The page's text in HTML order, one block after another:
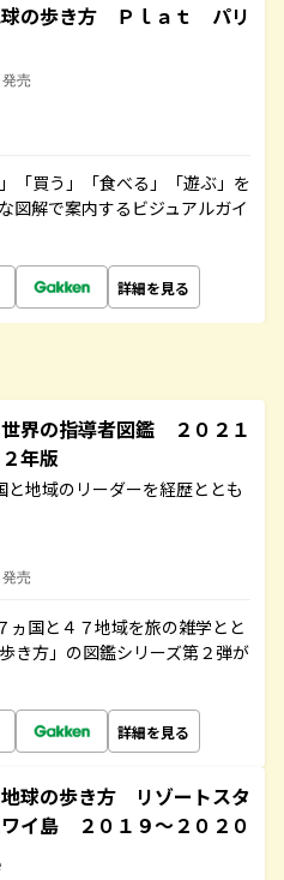
の歩き方 Ｐｌａｔ パリ
売
「買う」「食べる」「遊ぶ」を
図解で案内するビジュアルガイ
詳細を見る
界の指導者図鑑 ２０２１
年版
と地域のリーダーを経歴ととも
売
国と４７地域を旅の雑学とと
き方」の図鑑シリーズ第２弾が
詳細を見る
球の歩き方 リゾートスタ
イ島 ２０１９～２０２０